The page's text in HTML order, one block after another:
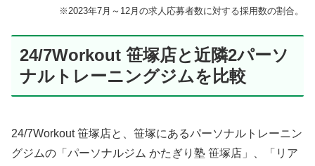
※2023年7月～12月の求人応募者数に対する採用数の割合。
24/7Workout 笹塚店と近隣2パーソ
ナルトレーニングジムを比較
24/7Workout 笹塚店と、笹塚にあるパーソナルトレーニン
グジムの「パーソナルジム かたぎり塾 笹塚店」、「リア